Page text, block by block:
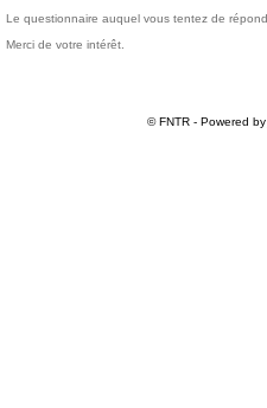
Le questionnaire auquel vous tentez de
Merci de votre intérêt.
© FNTR - Powered by